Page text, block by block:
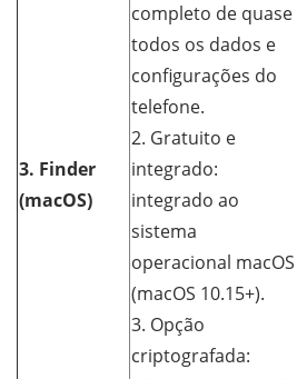
3. Finder
(macOS)
completo de quase
todos os dados e
configurações do
telefone.
2. Gratuito e
integrado:
integrado ao
sistema
operacional macOS
(macOS 10.15+).
3. Opção
criptografada: